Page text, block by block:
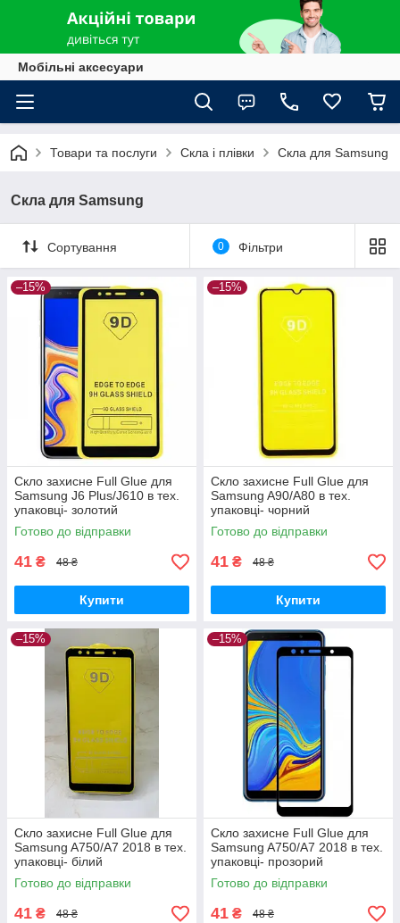
Мобільні аксесуари
Товари та послуги Скла і плівки Скла для Samsung
Скла для Samsung
Сортування 0 Фільтри
–15%
Скло захисне Full Glue для
Samsung J6 Plus/J610 в тех.
упаковці- золотий
Готово до відправки
41 ₴ 48 ₴
Купити
–15%
Скло захисне Full Glue для
Samsung A90/A80 в тех.
упаковці- чорний
Готово до відправки
41 ₴ 48 ₴
Купити
–15%
Скло захисне Full Glue для
Samsung A750/A7 2018 в тех.
упаковці- білий
Готово до відправки
41 ₴ 48 ₴
–15%
Скло захисне Full Glue для
Samsung A750/A7 2018 в тех.
упаковці- прозорий
Готово до відправки
41 ₴ 48 ₴